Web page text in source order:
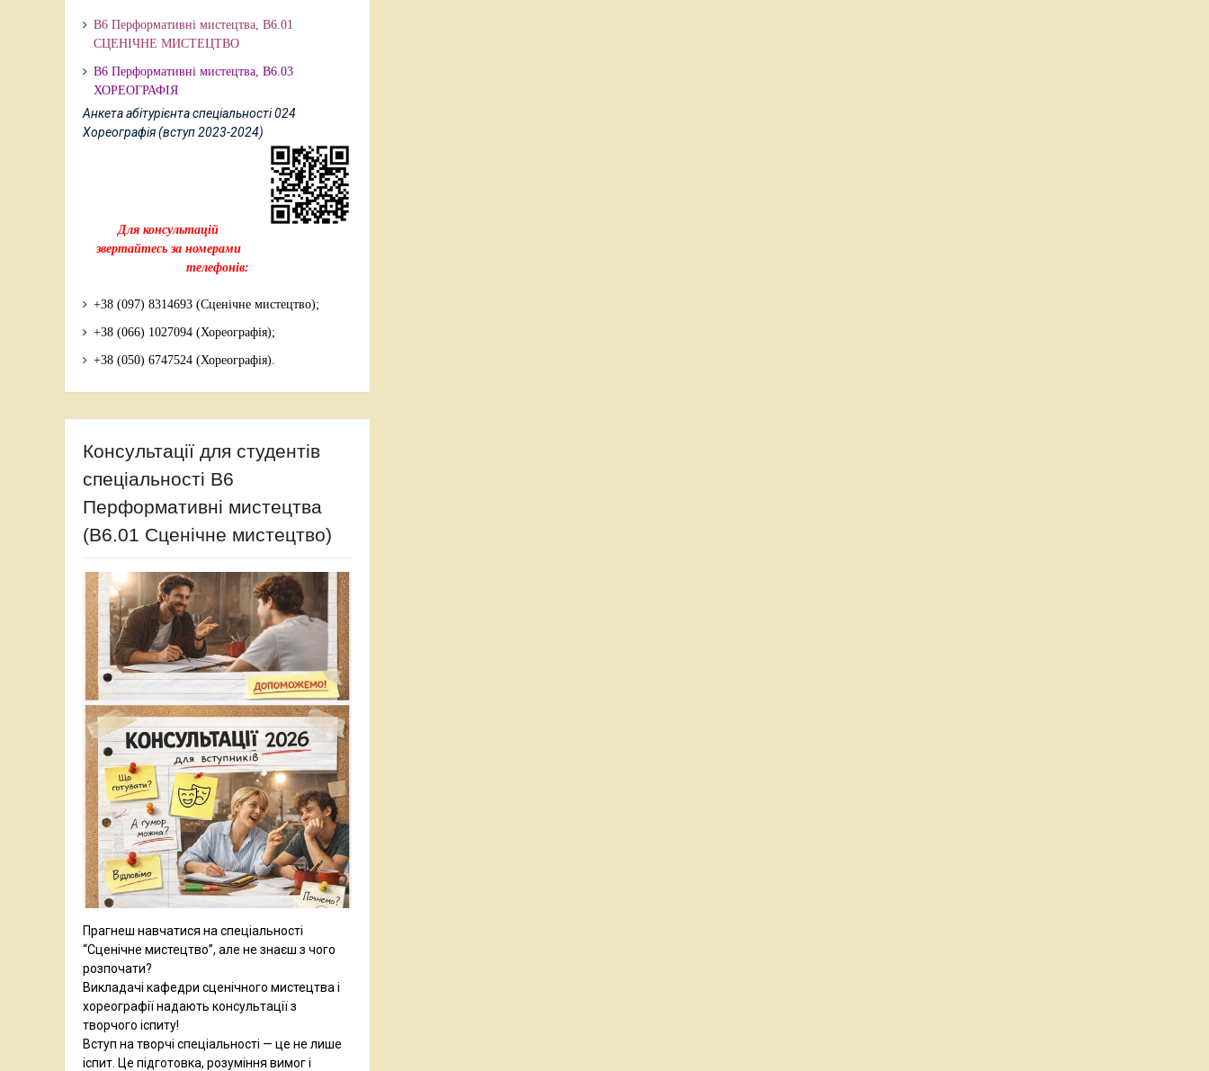
В6 Перформативні мистецтва, В6.01
СЦЕНІЧНЕ МИСТЕЦТВО
В6 Перформативні мистецтва, В6.03
ХОРЕОГРАФІЯ
Анкета абітурієнта спеціальності 024
Хореографія (вступ 2023-2024)
Для консультацій
звертайтесь за номерами
телефонів:
+38 (097) 8314693 (Сценічне мистецтво);
+38 (066) 1027094 (Хореографія);
+38 (050) 6747524 (Хореографія).
Консультації для студентів
спеціальності В6
Перформативні мистецтва
(В6.01 Сценічне мистецтво)
Прагнеш навчатися на спеціальності
“Сценічне мистецтво”, але не знаєш з чого
розпочати?
Викладачі кафедри сценічного мистецтва і
хореографії надають консультації з
творчого іспиту!
Вступ на творчі спеціальності — це не лише
іспит. Це підготовка, розуміння вимог і